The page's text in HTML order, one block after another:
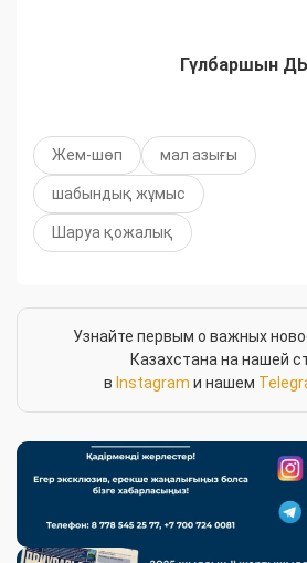
Гүлбаршын
Жем-шөп мал азығы
шабындық жұмыс
Шаруа қожалық
Узнайте первым о важных
Казахстана на нашей
в Instagram и нашем